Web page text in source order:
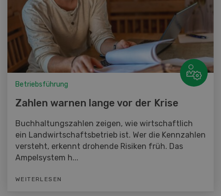
Betriebsführung
Zahlen warnen lange vor der Krise
Buchhaltungszahlen zeigen, wie wirtschaftlich
ein Landwirtschaftsbetrieb ist. Wer die Kennzahlen
versteht, erkennt drohende Risiken früh. Das
Ampelsystem h...
WEITERLESEN